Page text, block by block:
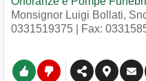
Monsignor Luigi Bollati,
0331519375 | Fax: